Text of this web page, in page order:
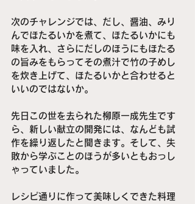
次のチャレンジでは、だし、醤油、みり
んでほたるいかを煮て、ほたるいかにも
味を入れ、さらにだしのほうにもほたる
の旨みをもらってその煮汁で竹の子めし
を炊き上げて、ほたるいかと合わせると
いいのではないか。
先日この世を去られた柳原一成先生です
ら、新しい献立の開発には、なんども試
作を繰り返したと聞きます。そして、失
敗から学ぶことのほうが多いともおっし
ゃっていました。
レシピ通りに作って美味しくできた料理